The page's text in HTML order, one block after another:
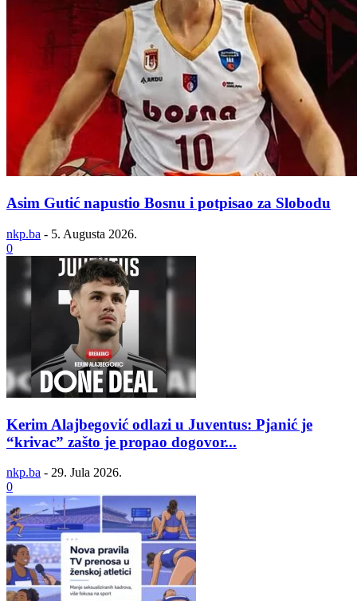
Asim Gutić napustio Bosnu i potpisao za Slobodu
nkp.ba - 5. Augusta 2026.
0
Kerim Alajbegović odlazi u Juventus: Pjanić je
“krivac” zašto je propao dogovor...
nkp.ba - 29. Jula 2026.
0